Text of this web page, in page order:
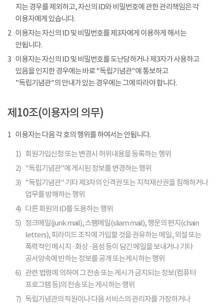
지는 경우를 제외하고, 자신의 ID와 비밀번호에 관한 관리책임은 각
이용자에게 있습니다.
2 이용자는 자신의 ID 및 비밀번호를 제3자에게 이용하게 해서는
안됩니다.
3 이용자는 자신의 ID 및 비밀번호를 도난당하거나 제3자가 사용하고
있음을 인지한 경우에는 바로 "독립기념관"에 통보하고
"독립기념관"의 안내가 있는 경우에는 그에 따라야 합니다.
제10조(이용자의 의무)
1 이용자는 다음 각 호의 행위를 하여서는 안됩니다.
1) 회원가입신청 또는 변경시 허위내용을 등록하는 행위
2) "독립기념관"에 게시된 정보를 변경하는 행위
3) "독립기념관" 기타 제3자의 인격권 또는 지적재산권을 침해하거나
업무를 방해하는 행위
4) 다른 회원의 ID를 도용하는 행위
5) 정크메일(junk mail), 스팸메일(sliam mail), 행운의 편지(chain
letters), 피라미드 조직에 가입할 것을 권유하는 메일, 외설 또는
폭력적인 메시지 · 화상 · 음성 등이 담긴 메일을 보내거나 기타
공서양속에 반하는 정보를 공개 또는게시하는 행위
6) 관련 법령에 의하여 그 전송 또는 게시가 금지되는 정보(컴퓨터
프로그램 등)의 전송 또는 게시하는 행위
7) 독립기념관의 직원이나 다음 서비스의 관리자를 가장하거나